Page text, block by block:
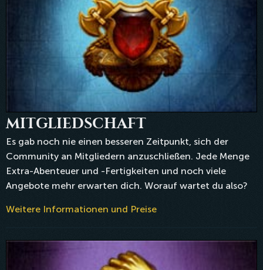
MITGLIEDSCHAFT
Es gab noch nie einen besseren Zeitpunkt, sich der
Community an Mitgliedern anzuschließen. Jede Menge
Extra-Abenteuer und -Fertigkeiten und noch viele
Angebote mehr erwarten dich. Worauf wartet du also?
Weitere Informationen und Preise